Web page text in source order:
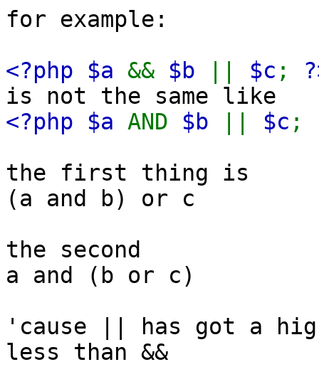
for example:
<?php $a && $b $c ;
is not the same like
<?php $a AND $b $c ;
the first thing is
(a and b) or c
the second
a and (b or c)
'cause || has got a
less than &&